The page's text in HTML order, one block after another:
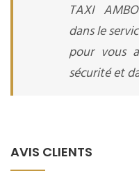
TAXI
dans le
pour vous
sécurité et
AVIS CLIENTS